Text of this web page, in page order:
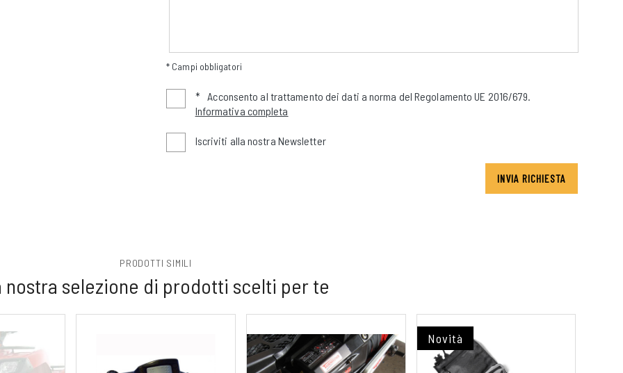
* Campi obbligatori
* Acconsento al trattamento dei dati a norma del Regolamento UE 2016/679.
Informativa completa
Iscriviti alla nostra Newsletter
INVIA RICHIESTA
PRODOTTI SIMILI
nostra selezione di prodotti scelti per te
Novità